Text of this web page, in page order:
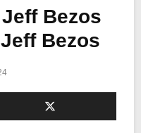
Bezos
Bezos